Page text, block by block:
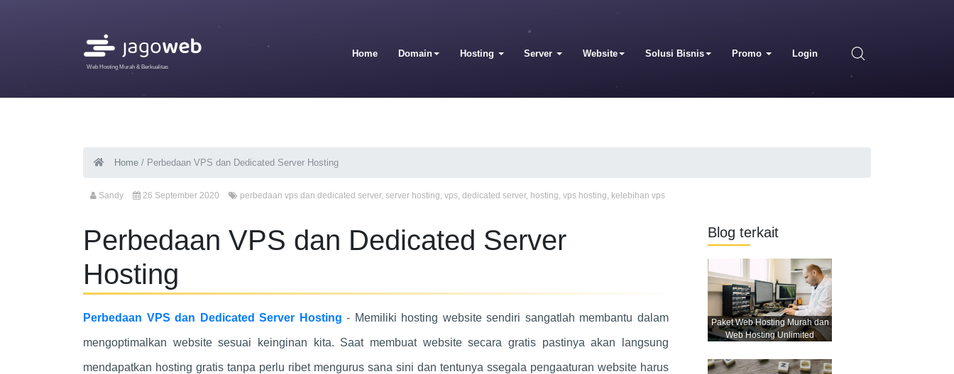
Web Hosting Murah & Berkualitas
Home Domain Hosting Server Website Solusi Bisnis Promo Login
Home / Perbedaan VPS dan Dedicated Server Hosting
Sandy 26 September 2020 perbedaan vps dan dedicated server, server hosting, vps, dedicated server, hosting, vps hosting, kelebihan vps
Perbedaan VPS dan Dedicated Server
Hosting
Perbedaan VPS dan Dedicated Server Hosting - Memiliki hosting website sendiri sangatlah membantu dalam
mengoptimalkan website sesuai keinginan kita. Saat membuat website secara gratis pastinya akan langsung
mendapatkan hosting gratis tanpa perlu ribet mengurus sana sini dan tentunya ssegala pengaaturan website harus
Blog terkait
Paket Web Hosting Murah dan
Web Hosting Unlimited